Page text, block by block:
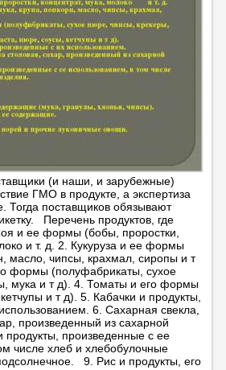
(и наши, и зарубежные)
ГМО в продукте, а экспертиза
Тогда поставщиков обязывают
Перечень продуктов, где
и ее формы (бобы, проростки,
и т. д. 2. Кукуруза и ее формы
масло, чипсы, крахмал, сиропы и т
формы (полуфабрикаты, сухое
мука и т д). 4. Томаты и его формы
и т д). 5. Кабачки и продукты,
6. Сахарная свекла,
произведенный из сахарной
произведенные с ее
числе хлеб и хлебобулочные
9. Рис и продукты, его